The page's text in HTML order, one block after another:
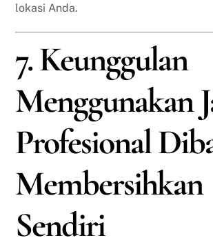
lokasi Anda.
7. Keunggulan
Menggunakan
Profesional
Membersihkan
Sendiri